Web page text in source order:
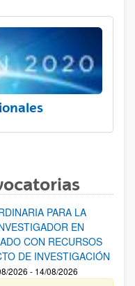
PARA LA
EN
CON RECURSOS
DE INVESTIGACIÓN
2026 - 14/08/2026